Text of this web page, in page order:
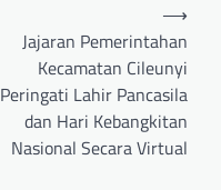
Jajaran Pemerintahan
Kecamatan Cileunyi
Peringati Lahir Pancasila
dan Hari Kebangkitan
Nasional Secara Virtual
⟶